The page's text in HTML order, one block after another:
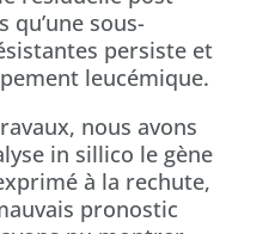
sous-
persiste et
leucémique.
nous avons
in sillico le gène
à la rechute,
pronostic